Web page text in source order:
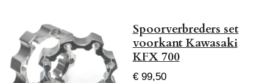
Spoorverbreders set
voorkant Kawasaki
KFX 700
€ 99,50